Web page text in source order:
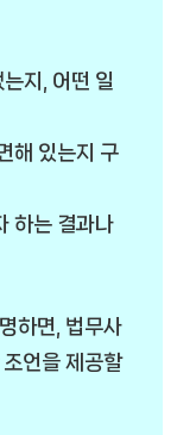
지, 어떤 일
해 있는지 구
하는 결과나
하면, 법무사
언을 제공할